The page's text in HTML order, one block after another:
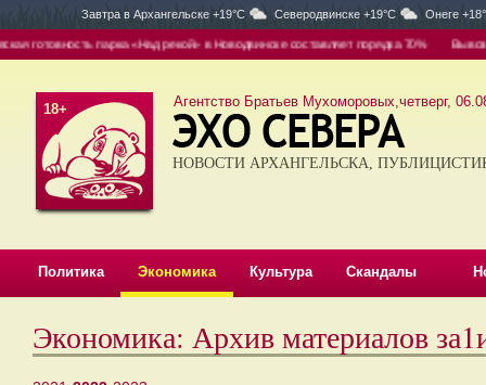
Завтра в Архангельске +19°C Северодвинске +19°C Онеге
готовность парка «Над рекой» в Новодвинске составляет порядка 70% Вывоз —
18+ Агентство Братьев Мухоморовых,четверг,
НОВОСТИ АРХАНГЕЛЬСКА,
Политика Экономика Культура Скандалы
Экономика: Архив материалов